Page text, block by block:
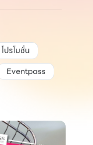
โปรโมชั่น
Eventpass